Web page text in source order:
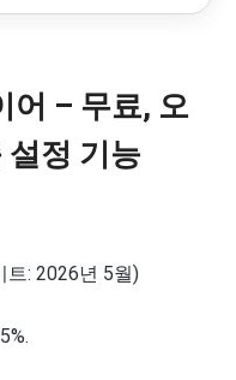
어 – 무료, 오
설정 기능
트: 2026년 5월)